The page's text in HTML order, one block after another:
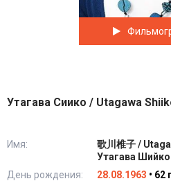
Утагава Сиико / Utagawa
Имя:
歌川椎子 /
Утагава Шийко
День рождения:
28.08.1963 • 62